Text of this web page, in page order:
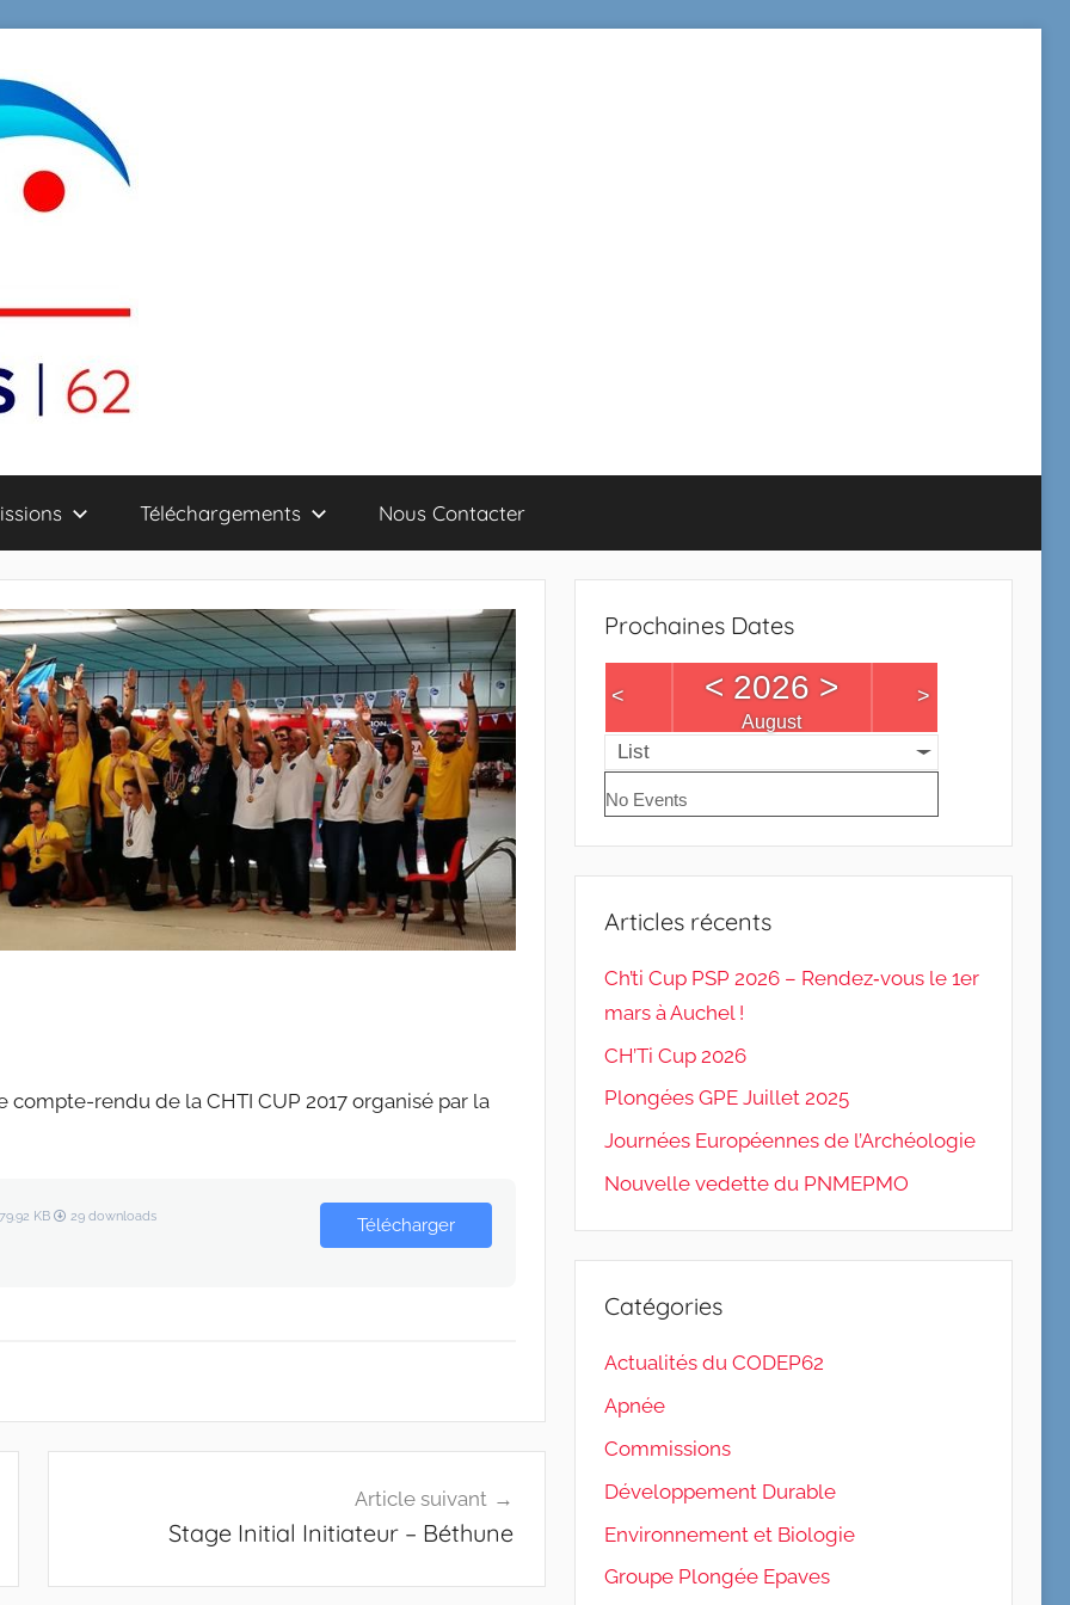
Téléchargements Nous Contacter
rendu de la CHTI CUP 2017 organisé par la
KB 29 downloads Télécharger
Article suivant
Stage Initial Initiateur – Béthune
Prochaines Dates
< < 2026>
August
>
List
No Events
Articles récents
Ch’ti Cup PSP 2026 – Rendez‑vous le 1er
mars à Auchel !
CH’Ti Cup 2026
Plongées GPE Juillet 2025
Journées Européennes de l’Archéologie
Nouvelle vedette du PNMEPMO
Catégories
Actualités du CODEP62
Apnée
Commissions
Développement Durable
Environnement et Biologie
Groupe Plongée Epaves